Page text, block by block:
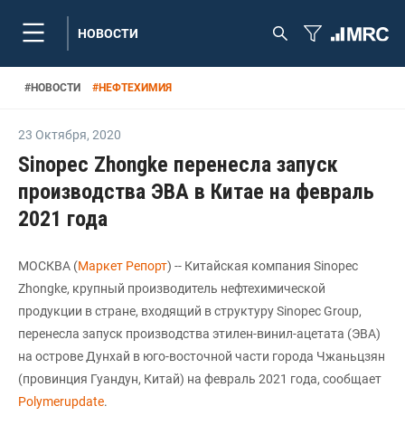
НОВОСТИ
#НОВОСТИ #НЕФТЕХИМИЯ
23 Октября, 2020
Sinopec Zhongke перенесла запуск
производства ЭВА в Китае на февраль
2021 года
МОСКВА (Маркет Репорт) -- Китайская компания Sinopec
Zhongke, крупный производитель нефтехимической
продукции в стране, входящий в структуру Sinopec Group,
перенесла запуск производства этилен-винил-ацетата (ЭВА)
на острове Дунхай в юго-восточной части города Чжаньцзян
(провинция Гуандун, Китай) на февраль 2021 года, сообщает
Polymerupdate.